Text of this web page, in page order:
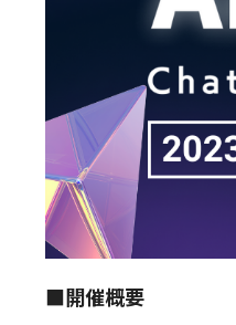
■開催概要